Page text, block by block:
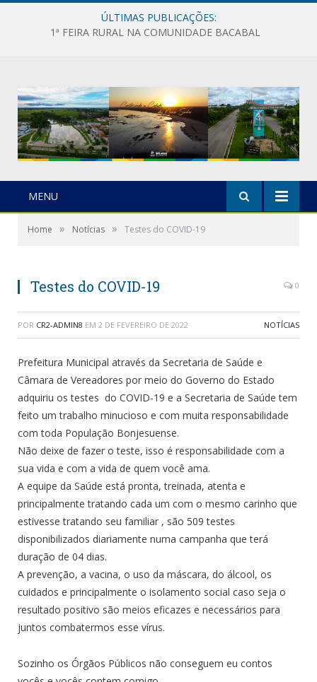
ÚLTIMAS PUBLICAÇÕES:
1ª FEIRA RURAL NA COMUNIDADE BACABAL
MENU
Home » Notícias » Testes do COVID-19
Testes do COVID-19 0
POR CR2-ADMIN8 EM 2 DE FEVEREIRO DE 2022 NOTÍCIAS
Prefeitura Municipal através da Secretaria de Saúde e
Câmara de Vereadores por meio do Governo do Estado
adquiriu os testes do COVID-19 e a Secretaria de Saúde tem
feito um trabalho minucioso e com muita responsabilidade
com toda População Bonjesuense.
Não deixe de fazer o teste, isso é responsabilidade com a
sua vida e com a vida de quem você ama.
A equipe da Saúde está pronta, treinada, atenta e
principalmente tratando cada um com o mesmo carinho que
estivesse tratando seu familiar , são 509 testes
disponibilizados diariamente numa campanha que terá
duração de 04 dias.
A prevenção, a vacina, o uso da máscara, do álcool, os
cuidados e principalmente o isolamento social caso seja o
resultado positivo são meios eficazes e necessários para
juntos combatermos esse vírus.
Sozinho os Órgãos Públicos não conseguem eu contos